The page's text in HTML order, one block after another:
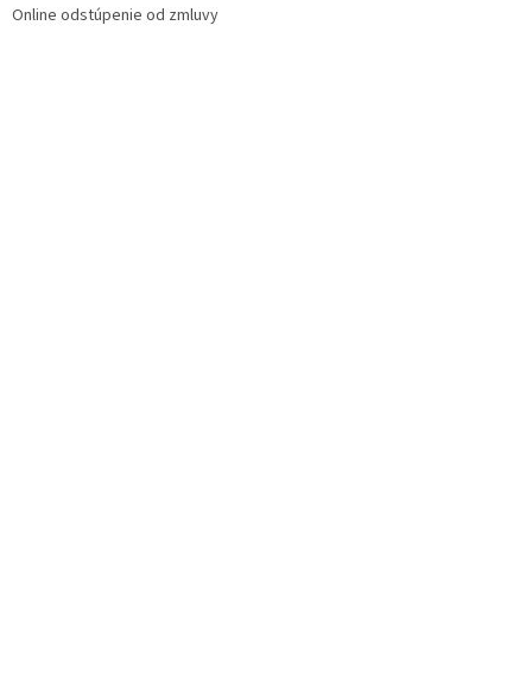
Online odstúpenie od zmluvy